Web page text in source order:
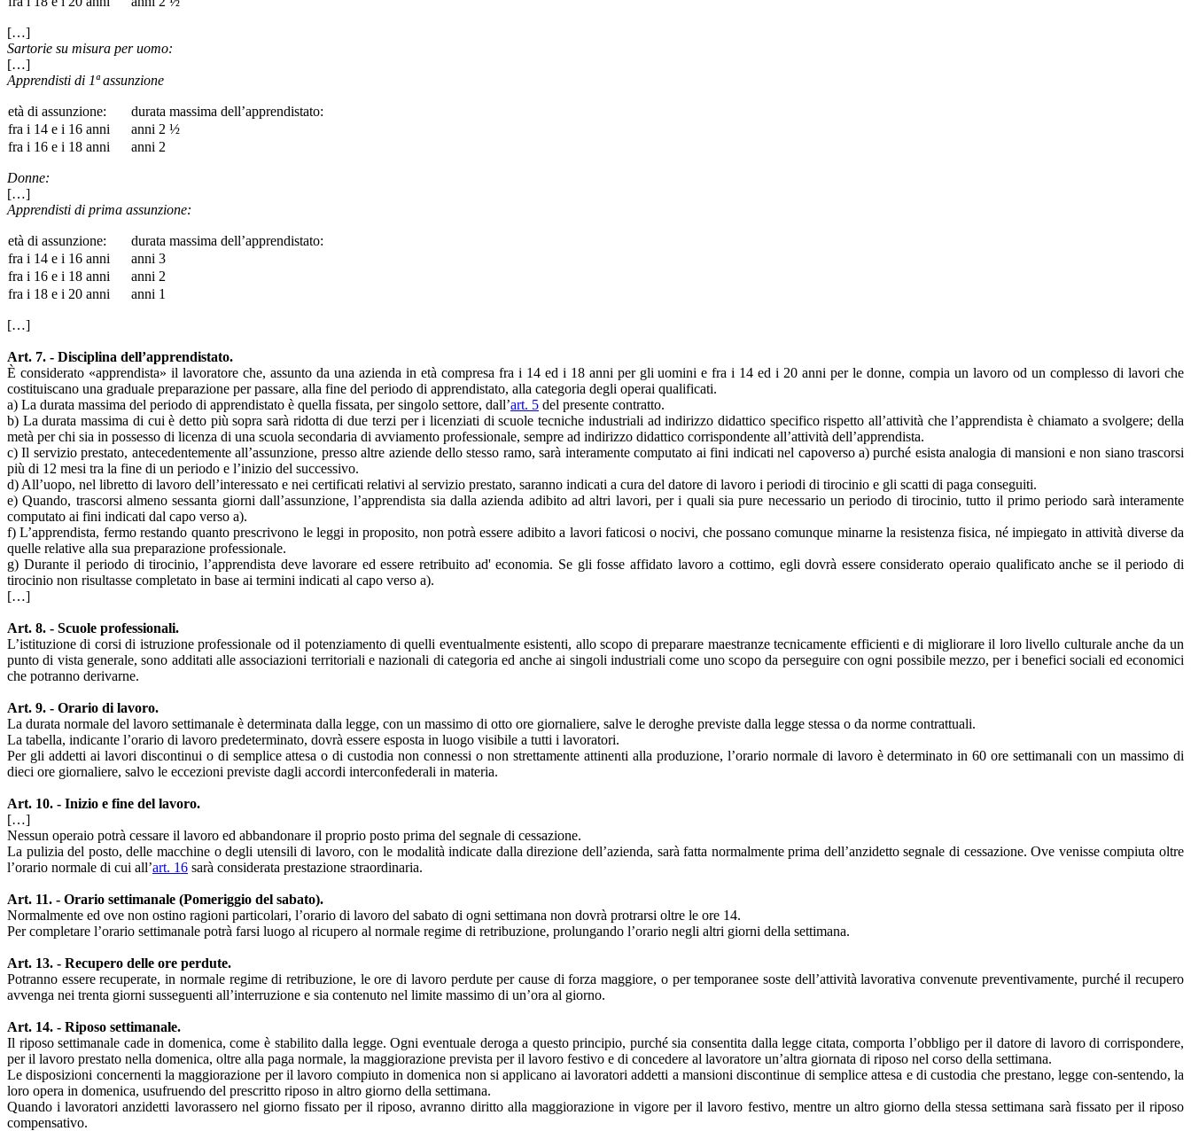
[…]
Sartorie su misura per uomo:
[…]
Apprendisti di 1ª assunzione
età di assunzione:
durata massima dell’apprendistato:
fra i 14 e i 16 anni
anni 2 ½
fra i 16 e i 18 anni
anni 2
Donne:
[…]
Apprendisti di prima assunzione:
età di assunzione:
durata massima dell’apprendistato:
fra i 14 e i 16 anni
anni 3
fra i 16 e i 18 anni
anni 2
fra i 18 e i 20 anni
anni 1
[…]
Art. 7. - Disciplina dell’apprendistato.
È considerato «apprendista» il lavoratore che, assunto da una azienda in età compresa fra i 14 ed i 18 anni per gli uomini e fra i 14 ed i 20 anni per le donne, compia un lavoro od un complesso di lavori che
costituiscano una graduale preparazione per passare, alla fine del periodo di apprendistato, alla categoria degli operai qualificati.
а) La durata massima del periodo di apprendistato è quella fissata, per singolo settore, dall’art. 5 del presente contratto.
b) La durata massima di cui è detto più sopra sarà ridotta di due terzi per i licenziati di scuole tecniche industriali ad indirizzo didattico specifico rispetto all’attività che l’apprendista è chiamato a svolgere; della
metà per chi sia in possesso di licenza di una scuola secondaria di avviamento professionale, sempre ad indirizzo didattico corrispondente all’attività dell’apprendista.
c) Il servizio prestato, antecedentemente all’assunzione, presso altre aziende dello stesso ramo, sarà interamente computato ai fini indicati nel capoverso a) purché esista analogia di mansioni e non siano trascorsi
più di 12 mesi tra la fine di un periodo e l’inizio del successivo.
d) All’uopo, nel libretto di lavoro dell’interessato e nei certificati relativi al servizio prestato, saranno indicati a cura del datore di lavoro i periodi di tirocinio e gli scatti di paga conseguiti.
e) Quando, trascorsi almeno sessanta giorni dall’assunzione, l’apprendista sia dalla azienda adibito ad altri lavori, per i quali sia pure necessario un periodo di tirocinio, tutto il primo periodo sarà interamente
computato ai fini indicati dal capo verso a).
f) L’apprendista, fermo restando quanto prescrivono le leggi in proposito, non potrà essere adibito a lavori faticosi o nocivi, che possano comunque minarne la resistenza fisica, né impiegato in attività diverse da
quelle relative alla sua preparazione professionale.
g) Durante il periodo di tirocinio, l’apprendista deve lavorare ed essere retribuito ad' economia. Se gli fosse affidato lavoro a cottimo, egli dovrà essere considerato operaio qualificato anche se il periodo di
tirocinio non risultasse completato in base ai termini indicati al capo verso a).
[…]
Art. 8. - Scuole professionali.
L’istituzione di corsi di istruzione professionale od il potenziamento di quelli eventualmente esistenti, allo scopo di preparare maestranze tecnicamente efficienti e di migliorare il loro livello culturale anche da un
punto di vista generale, sono additati alle associazioni territoriali e nazionali di categoria ed anche ai singoli industriali come uno scopo da perseguire con ogni possibile mezzo, per i benefici sociali ed economici
che potranno derivarne.
Art. 9. - Orario di lavoro.
La durata normale del lavoro settimanale è determinata dalla legge, con un massimo di otto ore giornaliere, salve le deroghe previste dalla legge stessa o da norme contrattuali.
La tabella, indicante l’orario di lavoro predeterminato, dovrà essere esposta in luogo visibile a tutti i lavoratori.
Per gli addetti ai lavori discontinui o di semplice attesa o di custodia non connessi o non strettamente attinenti alla produzione, l’orario normale di lavoro è determinato in 60 ore settimanali con un massimo di
dieci ore giornaliere, salvo le eccezioni previste dagli accordi interconfederali in materia.
Art. 10. - Inizio e fine del lavoro.
[…]
Nessun operaio potrà cessare il lavoro ed abbandonare il proprio posto prima del segnale di cessazione.
La pulizia del posto, delle macchine o degli utensili di lavoro, con le modalità indicate dalla direzione dell’azienda, sarà fatta normalmente prima dell’anzidetto segnale di cessazione. Ove venisse compiuta oltre
l’orario normale di cui all’art. 16 sarà considerata prestazione straordinaria.
Art. 11. - Orario settimanale (Pomeriggio del sabato).
Normalmente ed ove non ostino ragioni particolari, l’orario di lavoro del sabato di ogni settimana non dovrà protrarsi oltre le ore 14.
Per completare l’orario settimanale potrà farsi luogo al ricupero al normale regime di retribuzione, prolungando l’orario negli altri giorni della settimana.
Art. 13. - Recupero delle ore perdute.
Potranno essere recuperate, in normale regime di retribuzione, le ore di lavoro perdute per cause di forza maggiore, o per temporanee soste dell’attività lavorativa convenute preventivamente, purché il recupero
avvenga nei trenta giorni susseguenti all’interruzione e sia contenuto nel limite massimo di un’ora al giorno.
Art. 14. - Riposo settimanale.
Il riposo settimanale cade in domenica, come è stabilito dalla legge. Ogni eventuale deroga a questo principio, purché sia consentita dalla legge citata, comporta l’obbligo per il datore di lavoro di corrispondere,
per il lavoro prestato nella domenica, oltre alla paga normale, la maggiorazione prevista per il lavoro festivo e di concedere al lavoratore un’altra giornata di riposo nel corso della settimana.
Le disposizioni concernenti la maggiorazione per il lavoro compiuto in domenica non si applicano ai lavoratori addetti a mansioni discontinue di semplice attesa e di custodia che prestano, legge con-sentendo, la
loro opera in domenica, usufruendo del prescritto riposo in altro giorno della settimana.
Quando i lavoratori anzidetti lavorassero nel giorno fissato per il riposo, avranno diritto alla maggiorazione in vigore per il lavoro festivo, mentre un altro giorno della stessa settimana sarà fissato per il riposo
compensativo.